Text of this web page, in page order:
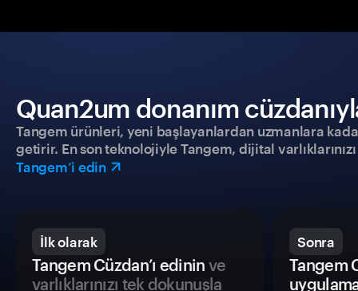
Quan2um donanım
Tangem ürünleri, yeni başlayanlardan uzmanlara
getirir. En son teknolojiyle Tangem, dijital
Tangem’i edin
İlk olarak
Tangem Cüzdan’ı edinin ve
varlıklarınızı tek dokunuşla
Sonra
Tangem